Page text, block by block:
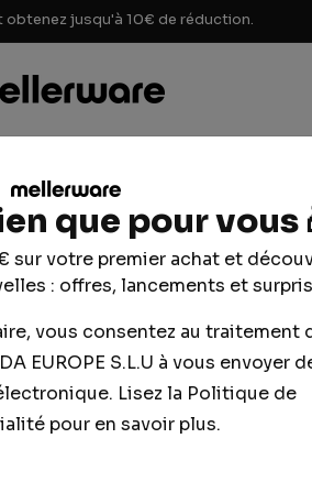
obtenez jusqu'à 10€ de réduction.
que pour vous
sur votre premier achat et
: offres, lancements et
vous consentez au traitement
EUROPE S.L.U à vous envoyer
Lisez la Politique de
pour en savoir plus.